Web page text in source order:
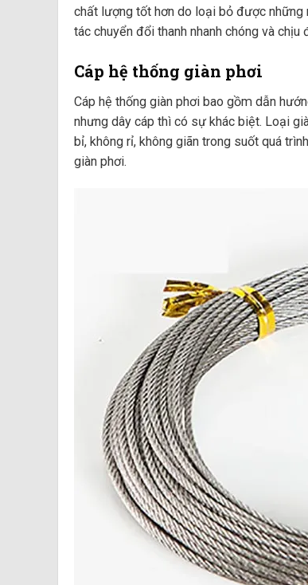
chất lượng tốt hơn do loại bỏ được những
tác chuyển đổi thanh nhanh chóng và chịu
Cáp hệ thống giàn phơi
Cáp hệ thống giàn phơi bao gồm dẫn
nhưng dây cáp thì có sự khác biệt. Loại
bỉ, không rỉ, không giãn trong suốt quá
giàn phơi.